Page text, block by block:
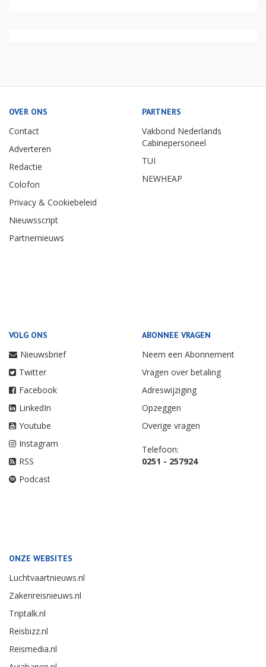
OVER ONS
Contact
Adverteren
Redactie
Colofon
Privacy & Cookiebeleid
Nieuwsscript
Partnernieuws
PARTNERS
Vakbond Nederlands
Cabinepersoneel
TUI
NEWHEAP
VOLG ONS
Nieuwsbrief
Twitter
Facebook
LinkedIn
Youtube
Instagram
RSS
Podcast
ABONNEE VRAGEN
Neem een Abonnement
Vragen over betaling
Adreswijziging
Opzeggen
Overige vragen
Telefoon:
0251 - 257924
ONZE WEBSITES
Luchtvaartnieuws.nl
Zakenreisnieuws.nl
Triptalk.nl
Reisbizz.nl
Reismedia.nl